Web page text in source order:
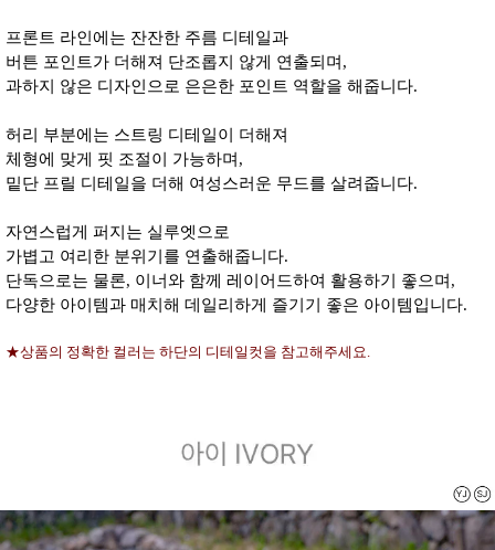
프론트 라인에는 잔잔한 주름 디테일과
버튼 포인트가 더해져 단조롭지 않게 연출되며,
과하지 않은 디자인으로 은은한 포인트 역할을 해줍니다.
허리 부분에는 스트링 디테일이 더해져
체형에 맞게 핏 조절이 가능하며,
밑단 프릴 디테일을 더해 여성스러운 무드를 살려줍니다.
자연스럽게 퍼지는 실루엣으로
가볍고 여리한 분위기를 연출해줍니다.
단독으로는 물론, 이너와 함께 레이어드하여 활용하기 좋으며,
다양한 아이템과 매치해 데일리하게 즐기기 좋은 아이템입니다.
★상품의 정확한 컬러는 하단의 디테일컷을 참고해주세요.